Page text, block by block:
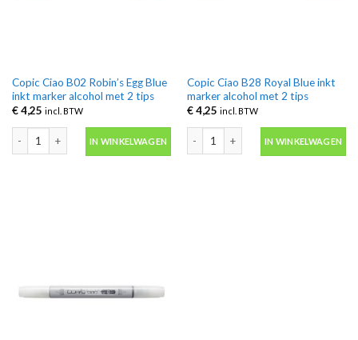
Copic Ciao B02 Robin’s Egg Blue
inkt marker alcohol met 2 tips
€4,25 incl. BTW
Copic Ciao B02 Robin's Egg Blue inkt marker alcohol met 2 tips aantal
IN WINKELWAGEN
Copic Ciao B28 Royal Blue inkt
marker alcohol met 2 tips
€4,25 incl. BTW
Copic Ciao B28 Royal Blue inkt
IN WINKELWAGEN